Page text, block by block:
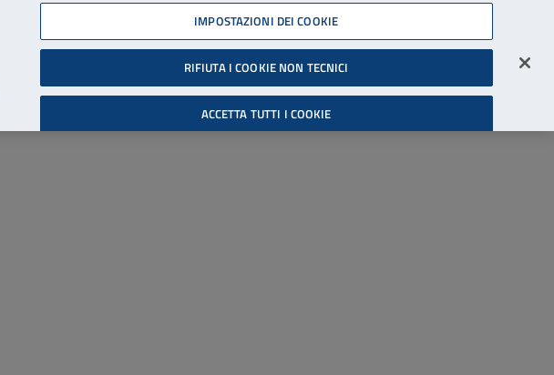
06 45539607
Accessibilità
Cerca
Accedi all'area riservata
IMPOSTAZIONI DEI COOKIE
RIFIUTA I COOKIE NON TECNICI
ACCETTA TUTTI I COOKIE